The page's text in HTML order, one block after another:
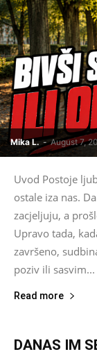
Mika L. - August 7,
Uvod Postoje
ostale iza nas.
zacjeljuju, a
Upravo tada,
završeno,
poziv ili sasvim...
Read more
DANAS IM